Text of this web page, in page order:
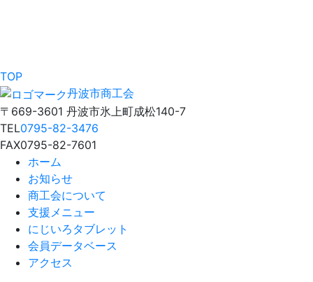
TOP
丹波市商工会
〒669-3601 丹波市氷上町成松140-7
TEL0795-82-3476
FAX0795-82-7601
ホーム
お知らせ
商工会について
支援メニュー
にじいろタブレット
会員データベース
アクセス